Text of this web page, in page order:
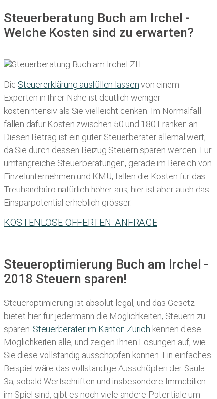
Steuerberatung Buch am Irchel -
Welche Kosten sind zu erwarten?
Die Steuererklärung ausfüllen lassen von einem
Experten in Ihrer Nähe ist deutlich weniger
kostenintensiv als Sie vielleicht denken. Im Normalfall
fallen dafür Kosten zwischen 50 und 180 Franken an.
Diesen Betrag ist ein guter Steuerberater allemal wert,
da Sie durch dessen Beizug Steuern sparen werden. Für
umfangreiche Steuerberatungen, gerade im Bereich von
Einzelunternehmen und KMU, fallen die Kosten für das
Treuhandbüro natürlich höher aus, hier ist aber auch das
Einsparpotential erheblich grösser.
KOSTENLOSE OFFERTEN-ANFRAGE
Steueroptimierung Buch am Irchel -
2018 Steuern sparen!
Steueroptimierung ist absolut legal, und das Gesetz
bietet hier für jedermann die Möglichkeiten, Steuern zu
sparen. Steuerberater im K anton Zürich kennen diese
Möglichkeiten alle, und zeigen Ihnen Lösungen auf, wie
Sie diese vollständig ausschöpfen können. Ein einfaches
Beispiel wäre das vollständige Ausschöpfen der Säule
3a, sobald Wertschriften und insbesondere Immobilien
im Spiel sind, gibt es noch viele andere Potentiale um